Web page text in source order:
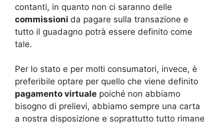
contanti, in quanto non ci saranno delle
commissioni da pagare sulla transazione e
tutto il guadagno potrà essere definito come
tale.
Per lo stato e per molti consumatori, invece, è
preferibile optare per quello che viene definito
pagamento virtuale poiché non abbiamo
bisogno di prelievi, abbiamo sempre una carta
a nostra disposizione e soprattutto tutto rimane